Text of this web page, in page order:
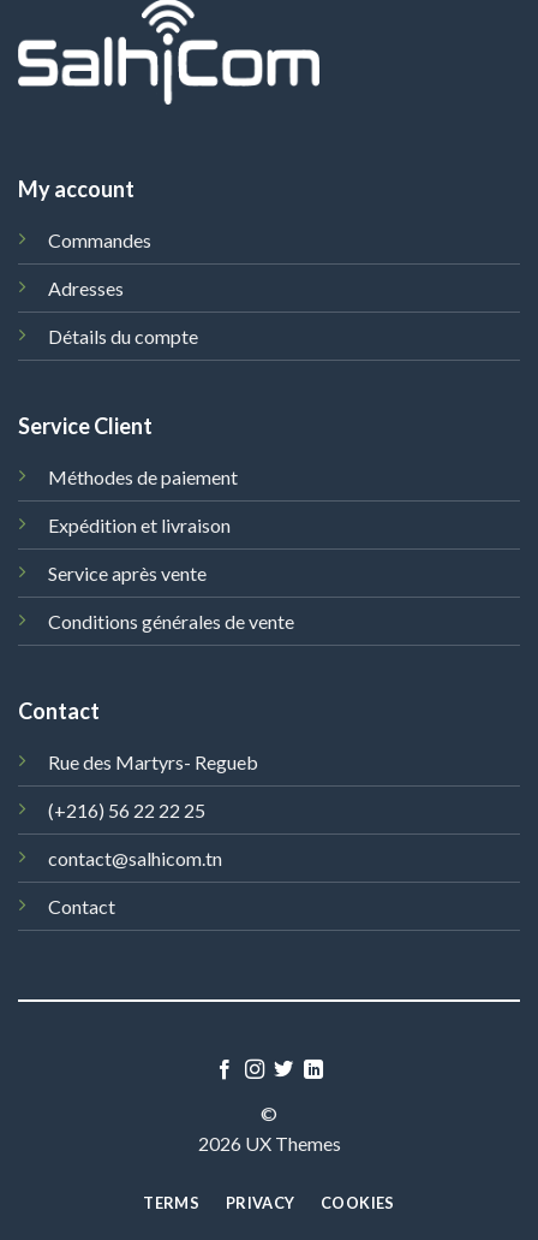
My account
Commandes
Adresses
Détails du compte
Service Client
Méthodes de paiement
Expédition et livraison
Service après vente
Conditions générales de vente
Contact
Rue des Martyrs- Regueb
(+216) 56 22 22 25
contact@salhicom.tn
Contact
©
2026 UX Themes
TERMS PRIVACY COOKIES